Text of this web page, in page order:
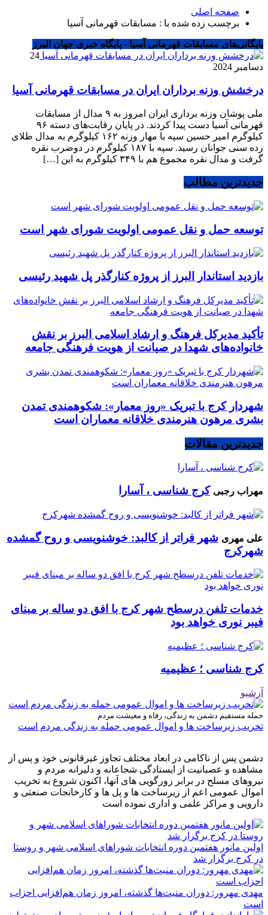
صفحه اصلی
برچسب زده شده با : مسابقات قهرمانی آسیا
بایگانی‌های مسابقات قهرمانی آسیا - پایگاه خبری جهان البرز
24
دسامبر 2024
درخشش وزنه برداران ایران در مسابقات قهرمانی آسیا
ملی پوشان وزنه برداری ایران امروز به ۹ مدال از مسابقات
قهرمانی آسیا دست پیدا کردند. در پایان رقابت‌های دسته ۹۶
کیلوگرم امیر حسین سپه با مهار وزنه ۱۶۲ کیلوگرم به مدال طلای
رده سنی جوانان رسید. سپه با ۱۸۷ کیلوگرم در دوضرب نقره
گرفت و مدال نقره مجموع هم با ۳۴۹ کیلوگرم به این […]
جدیدترین مطالب
توسعه حمل و نقل عمومی اولویت شورای شهر است
بازدید استاندار البرز از پروژه کنارگذر پل شهید رئیسی
تأکید مدیرکل فرهنگ و ارشاد اسلامی البرز بر نقش
خانواده‌های شهدا در صیانت از هویت فرهنگی جامعه
شهردار کرج با تبریک «روز معمار»: شکوهمندی تمدن
بشری مرهون هنرمندی خلاقانه معماران است
جدیدترین مقالات
مهراب رجبی کرج شناسی ، آسارا
علی مهری شهر فراتر از کالبد: خوشنویسی و روح گمشده
شهرکرج
خدمات تلفن درسطح شهر کرج با افق دو ساله بر مبنای
فیبر نوری خواهد بود
کرج شناسی ؛ عظیمیه
آرشیو
حمله مستقیم دشمن به زندگی، رفاه و معیشت مردم
تخریب زیرساخت ها و اموال عمومی حمله به زندگی مردم است
دشمن پس از ناکامی در ابعاد مختلف تجاوز غیرقانونی خود و پس از
مشاهده و عصبانیت از ایستادگی شجاعانه و دلیرانه مردم و
نیروهای مسلح در برابر زورگویی های آنها، اکنون شروع به تخریب
اموال عمومی اعم از زیرساخت ها و پل ها و کارخانجات صنعتی و
دارویی و مراکز علمی و اداری نموده است
اولین مانور هفتمین دوره انتخابات شوراهای اسلامی شهر و روستا
در کرج برگزار شد
مهدی مهرور: دوران منیت‌ها گذشته، امروز زمان هم‌افزایی احزاب
است